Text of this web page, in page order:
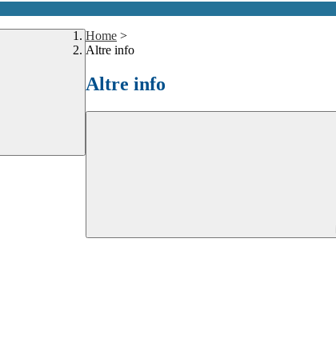
Home >
Altre info
Altre info